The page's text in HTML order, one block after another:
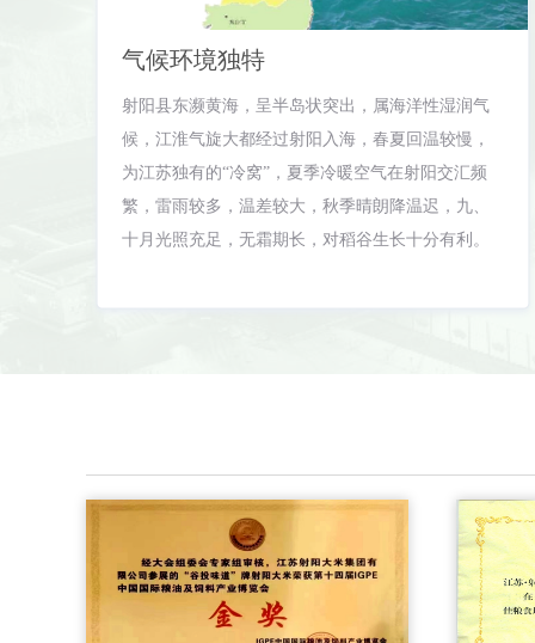
气候环境独特
射阳县东濒黄海，呈半岛状突出，属海洋性湿润气
候，江淮气旋大都经过射阳入海，春夏回温较慢，
为江苏独有的“冷窝”，夏季冷暖空气在射阳交汇频
繁，雷雨较多，温差较大，秋季晴朗降温迟，九、
十月光照充足，无霜期长，对稻谷生长十分有利。